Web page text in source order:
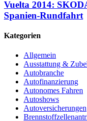
Vuelta 2014:
Spanien-Rundfahrt
Kategorien
Allgemein
Ausstattung &
Autobranche
Autofinanzierung
Autonomes Fahren
Autoshows
Autoversicherungen